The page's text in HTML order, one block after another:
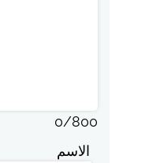
0/800
الاسم